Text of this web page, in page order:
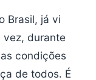
Brasil, já vi
vez, durante
condições
de todos. É